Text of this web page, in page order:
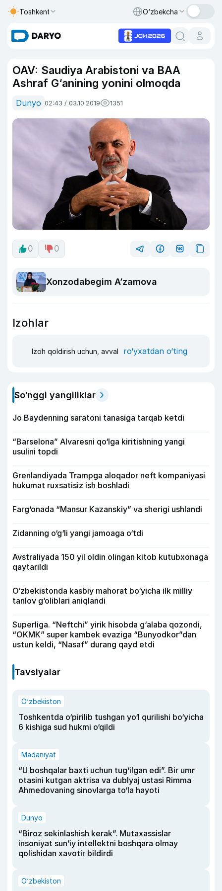
Toshkent O‘zbekcha
OAV: Saudiya Arabistoni va BAA
Ashraf G‘anining yonini olmoqda
Dunyo 02:43 / 03.10.2019 1351
0 0
Xonzodabegim A’zamova
Izohlar
Izoh qoldirish uchun, avval ro‘yxatdan o‘ting
So‘nggi yangiliklar
Jo Baydenning saratoni tanasiga tarqab ketdi
“Barselona” Alvaresni qo‘lga kiritishning yangi
usulini topdi
Grenlandiyada Trampga aloqador neft kompaniyasi
hukumat ruxsatisiz ish boshladi
Farg‘onada “Mansur Kazanskiy” va sherigi ushlandi
Zidanning o‘g‘li yangi jamoaga o‘tdi
Avstraliyada 150 yil oldin olingan kitob kutubxonaga
qaytarildi
O‘zbekistonda kasbiy mahorat bo‘yicha ilk milliy
tanlov g‘oliblari aniqlandi
Superliga. “Neftchi” yirik hisobda g‘alaba qozondi,
“OKMK” super kambek evaziga “Bunyodkor”dan
ustun keldi, “Nasaf” durang qayd etdi
Tavsiyalar
O‘zbekiston
Toshkentda o‘pirilib tushgan yo‘l qurilishi bo‘yicha
6 kishiga sud hukmi o‘qildi
Madaniyat
“U boshqalar baxti uchun tug‘ilgan edi”. Bir umr
otasini kutgan aktrisa va dublyaj ustasi Rimma
Ahmedovaning sinovlarga to‘la hayoti
Dunyo
“Biroz sekinlashish kerak”. Mutaxassislar
insoniyat sun’iy intellektni boshqara olmay
qolishidan xavotir bildirdi
O‘zbekiston